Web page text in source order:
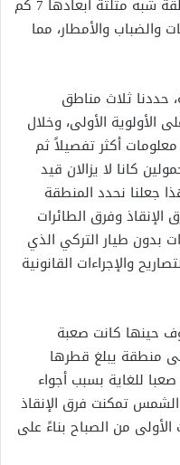
الموقع الأولي لمروحية الرئيس ومنطقة شبه مثلثة أبعادها 7 كم
والضباب والأمطار، مما
حددنا ثلاث مناطق
الأولوية الأولى، وخلال
أكثر تفصيلاً ثم
كانا لا يزالان قيد
7 أو 8 ليلاً. وهذا جعلنا نحدد المنطقة
وفرق الطائرات
بدون طيار التركي الذي
والإجراءات القانونية
حينها كانت صعبة
منطقة يبلغ قطرها
صعبا للغاية بسبب أجواء
تمكنت فرق الإنقاذ
من الصباح بناءً على